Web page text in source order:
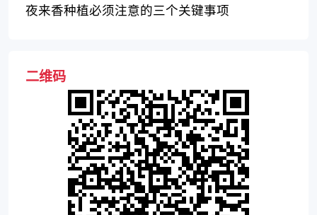
夜来香种植必须注意的三个关键事项
二维码